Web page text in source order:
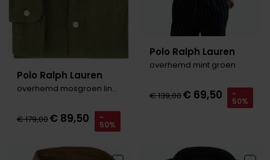
Polo Ralph Lauren
overhemd mosgroen linnen
€ 179,00€ 89,50 -
50%
Polo Ralph Lauren
overhemd mint groen
€ 139,00€ 69,50 -
50%